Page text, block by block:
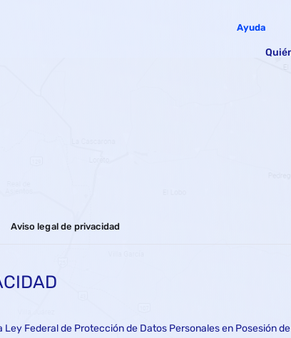
Ayuda
Aviso legal de privacidad
Ley Federal de Protección de Datos Personales en Posesión